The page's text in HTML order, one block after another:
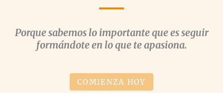
Porque sabemos lo importante que es seguir
formándote en lo que te apasiona.
COMIENZA HOY